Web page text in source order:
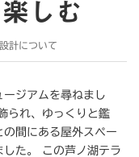
しむ
計について
ジアムを尋ねまし
られ、ゆっくりと鑑
間にある屋外スペー
した。 この芦ノ湖テラ